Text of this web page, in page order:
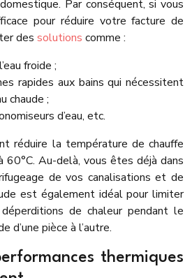
Par conséquent, si vous
pour réduire votre facture de
des solutions comme :
froide ;
rapides aux bains qui nécessitent
chaude ;
d’eau, etc.
réduire la température de chauffe
60°C. Au-delà, vous êtes déjà dans
de vos canalisations et de
est également idéal pour limiter
de chaleur pendant le
d’une pièce à l’autre.
thermiques